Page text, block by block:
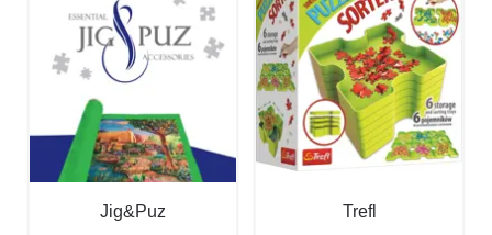
Jig&Puz
Trefl